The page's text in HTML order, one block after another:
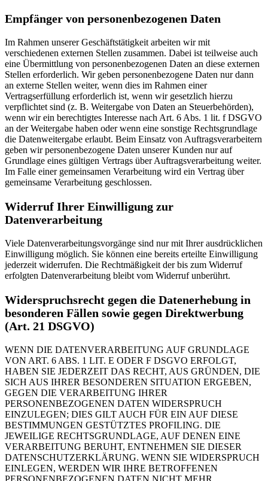
Empfänger von personenbezogenen Daten
Im Rahmen unserer Geschäftstätigkeit arbeiten wir mit
verschiedenen externen Stellen zusammen. Dabei ist teilweise auch
eine Übermittlung von personenbezogenen Daten an diese externen
Stellen erforderlich. Wir geben personenbezogene Daten nur dann
an externe Stellen weiter, wenn dies im Rahmen einer
Vertragserfüllung erforderlich ist, wenn wir gesetzlich hierzu
verpflichtet sind (z. B. Weitergabe von Daten an Steuerbehörden),
wenn wir ein berechtigtes Interesse nach Art. 6 Abs. 1 lit. f DSGVO
an der Weitergabe haben oder wenn eine sonstige Rechtsgrundlage
die Datenweitergabe erlaubt. Beim Einsatz von Auftragsverarbeitern
geben wir personenbezogene Daten unserer Kunden nur auf
Grundlage eines gültigen Vertrags über Auftragsverarbeitung weiter.
Im Falle einer gemeinsamen Verarbeitung wird ein Vertrag über
gemeinsame Verarbeitung geschlossen.
Widerruf Ihrer Einwilligung zur
Datenverarbeitung
Viele Datenverarbeitungsvorgänge sind nur mit Ihrer ausdrücklichen
Einwilligung möglich. Sie können eine bereits erteilte Einwilligung
jederzeit widerrufen. Die Rechtmäßigkeit der bis zum Widerruf
erfolgten Datenverarbeitung bleibt vom Widerruf unberührt.
Widerspruchsrecht gegen die Datenerhebung in
besonderen Fällen sowie gegen Direktwerbung
(Art. 21 DSGVO)
WENN DIE DATENVERARBEITUNG AUF GRUNDLAGE
VON ART. 6 ABS. 1 LIT. E ODER F DSGVO ERFOLGT,
HABEN SIE JEDERZEIT DAS RECHT, AUS GRÜNDEN, DIE
SICH AUS IHRER BESONDEREN SITUATION ERGEBEN,
GEGEN DIE VERARBEITUNG IHRER
PERSONENBEZOGENEN DATEN WIDERSPRUCH
EINZULEGEN; DIES GILT AUCH FÜR EIN AUF DIESE
BESTIMMUNGEN GESTÜTZTES PROFILING. DIE
JEWEILIGE RECHTSGRUNDLAGE, AUF DENEN EINE
VERARBEITUNG BERUHT, ENTNEHMEN SIE DIESER
DATENSCHUTZERKLÄRUNG. WENN SIE WIDERSPRUCH
EINLEGEN, WERDEN WIR IHRE BETROFFENEN
PERSONENBEZOGENEN DATEN NICHT MEHR